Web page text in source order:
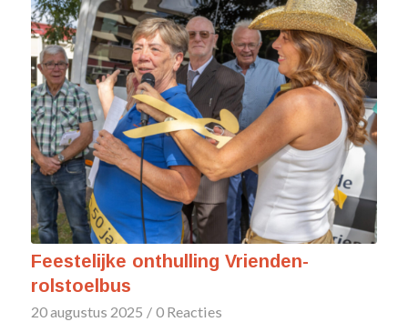
Feestelijke onthulling Vrienden-
rolstoelbus
20 augustus 2025 / 0 Reacties